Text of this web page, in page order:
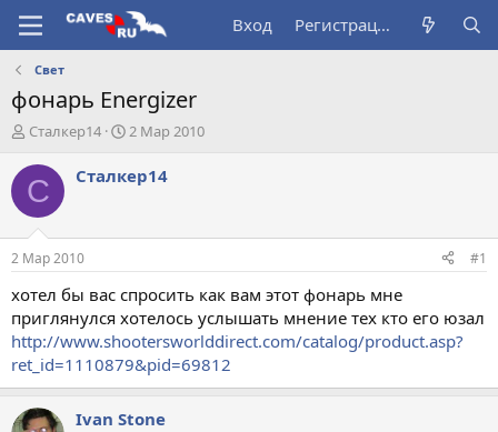
Вход Регистрация
Свет
фонарь Energizer
А
т
о
т
е
м
ы
Сталкер14
Д
т
а
л
2 Мар 2010
С Сталкер14
2 Мар 2010 #1
хотел бы вас спросить как вам этот фонарь мне
приглянулся хотелось услышать мнение тех кто его юзал
http://www.shootersworlddirect.com/catalog/product.asp?
ret_id=1110879&pid=69812
Ivan Stone